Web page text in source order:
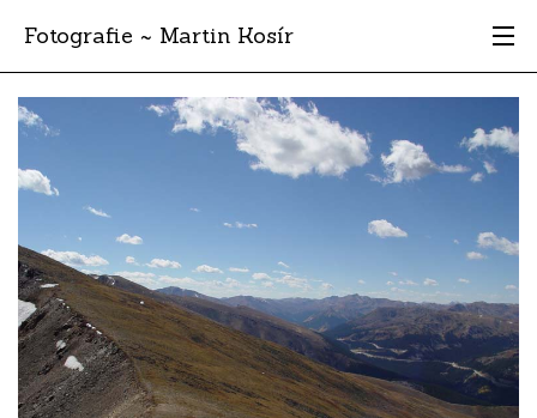
Fotografie ~ Martin Kosír
Moje obľúbené
Archív
Vyhľadávanie